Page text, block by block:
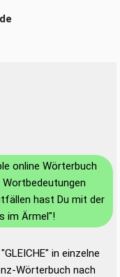
online Wörterbuch
hast Du mit der
im Ärmel"!
in einzelne
Wörterbuch nach